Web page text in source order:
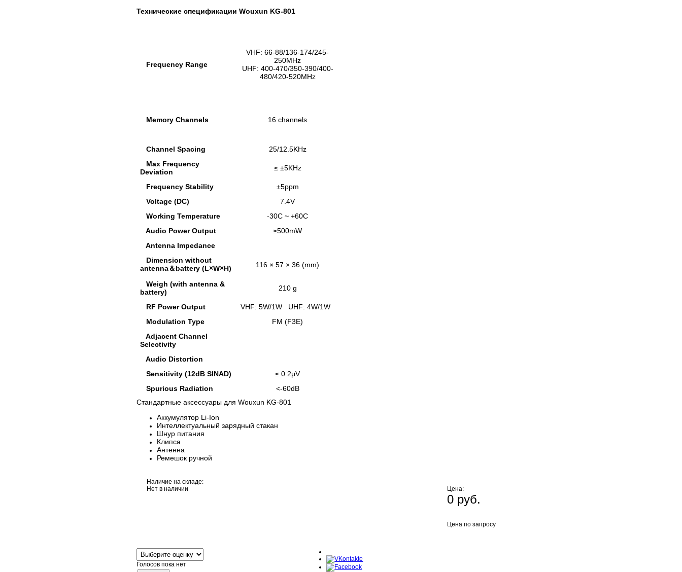
Технические спецификации Wouxun KG-801
Frequency Range
VHF: 66-88/136-174/245-
250MHz
UHF: 400-470/350-390/400-
480/420-520MHz
Memory Channels 16 channels
Channel Spacing
25/12.5KHz
Max Frequency
Deviation
≤ ±5KHz
Frequency Stability
±5ppm
Voltage (DC)
7.4V
Working Temperature
-30C ~ +60C
Audio Power Output
≥500mW
Antenna Impedance
Dimension without
antenna＆battery (L×W×H) 116 × 57 × 36 (mm)
Weigh (with antenna &
battery)
210 g
RF Power Output
VHF: 5W/1W UHF: 4W/1W
Modulation Type
FM (F3E)
Adjacent Channel
Selectivity
Audio Distortion
Sensitivity (12dB SINAD)
≤ 0.2μV
Spurious Radiation
<-60dB
Стандартные аксессуары для Wouxun KG-801
Аккумулятор Li-Ion
Интеллектуальный зарядный стакан
Шнур питания
Клипса
Антенна
Ремешок ручной
Наличие на складе:
Нет в наличии
Цена:
0 руб.
Цена по запросу
Голосов пока нет